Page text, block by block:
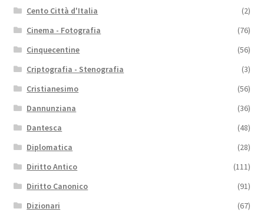
Cento Città d'Italia
(2)
Cinema - Fotografia
(76)
Cinquecentine
(56)
Criptografia - Stenografia
(3)
Cristianesimo
(56)
Dannunziana
(36)
Dantesca
(48)
Diplomatica
(28)
Diritto Antico
(111)
Diritto Canonico
(91)
Dizionari
(67)